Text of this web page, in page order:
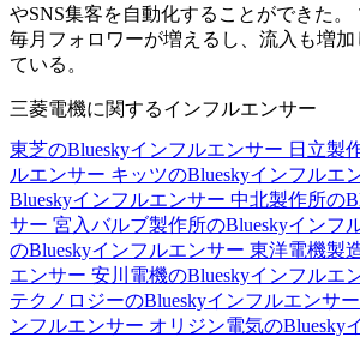
やSNS集客を自動化することができた
毎月フォロワーが増えるし、流入も増
ている。
三菱電機に関するインフルエンサー
東芝のBlueskyインフルエンサー 日立製
ルエンサー キッツのBlueskyインフルエ
Blueskyインフルエンサー 中北製作所の
サー 宮入バルブ製作所のBlueskyインフ
のBlueskyインフルエンサー 東洋電機製
エンサー 安川電機のBlueskyインフルエ
テクノロジーのBlueskyインフルエンサー
ンフルエンサー オリジン電気のBluesky